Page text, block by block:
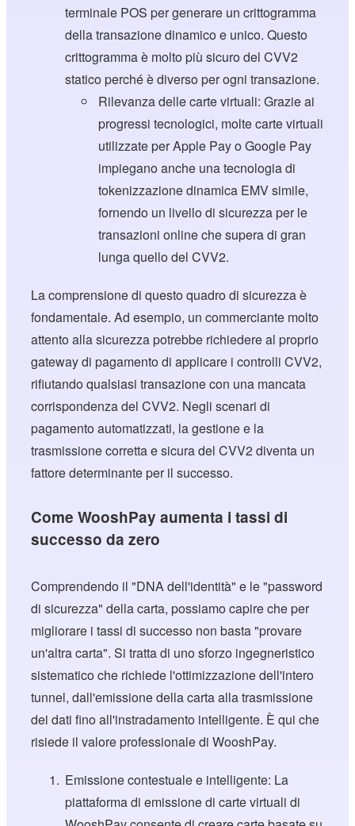
terminale POS per generare un crittogramma
della transazione dinamico e unico. Questo
crittogramma è molto più sicuro del CVV2
statico perché è diverso per ogni transazione.
Rilevanza delle carte virtuali: Grazie ai
progressi tecnologici, molte carte virtuali
utilizzate per Apple Pay o Google Pay
impiegano anche una tecnologia di
tokenizzazione dinamica EMV simile,
fornendo un livello di sicurezza per le
transazioni online che supera di gran
lunga quello del CVV2.
La comprensione di questo quadro di sicurezza è
fondamentale. Ad esempio, un commerciante molto
attento alla sicurezza potrebbe richiedere al proprio
gateway di pagamento di applicare i controlli CVV2,
rifiutando qualsiasi transazione con una mancata
corrispondenza del CVV2. Negli scenari di
pagamento automatizzati, la gestione e la
trasmissione corretta e sicura del CVV2 diventa un
fattore determinante per il successo.
Come WooshPay aumenta i tassi di
successo da zero
Comprendendo il "DNA dell'identità" e le "password
di sicurezza" della carta, possiamo capire che per
migliorare i tassi di successo non basta "provare
un'altra carta". Si tratta di uno sforzo ingegneristico
sistematico che richiede l'ottimizzazione dell'intero
tunnel, dall'emissione della carta alla trasmissione
dei dati fino all'instradamento intelligente. È qui che
risiede il valore professionale di WooshPay.
Emissione contestuale e intelligente: La
piattaforma di emissione di carte virtuali di